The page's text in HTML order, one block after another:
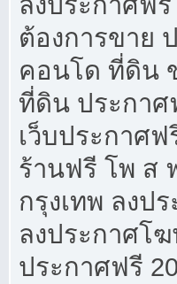
ต้องการขาย
คอนโด ที่ดิน
ที่ดิน ประกา
เว็บประกาศ
ร้านฟรี โพ ส
กรุงเทพ ลงป
ลงประกาศโ
ประกาศฟรี